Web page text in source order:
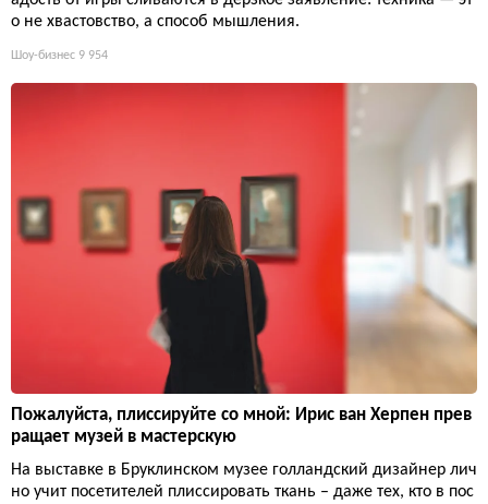
о не хвастовство, а способ мышления.
Шоу-бизнес 9 954
Пожалуйста, плиссируйте со мной: Ирис ван Херпен прев
ращает музей в мастерскую
На выставке в Бруклинском музее голландский дизайнер лич
но учит посетителей плиссировать ткань – даже тех, кто в пос